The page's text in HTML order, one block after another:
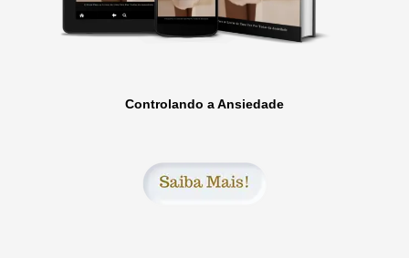
Controlando a Ansiedade